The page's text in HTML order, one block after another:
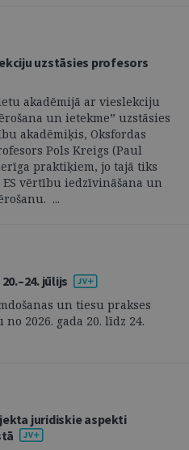
uzstāsies profesors
akadēmijā ar vieslekciju
un ietekme” uzstāsies
akadēmiķis, Oksfordas
Pols Kreigs (Paul
praktiķiem, jo tajā tiks
vērtību iedzīvināšana un
...
jūlijs
un tiesu prakses
2026. gada 20. līdz 24.
juridiskie aspekti